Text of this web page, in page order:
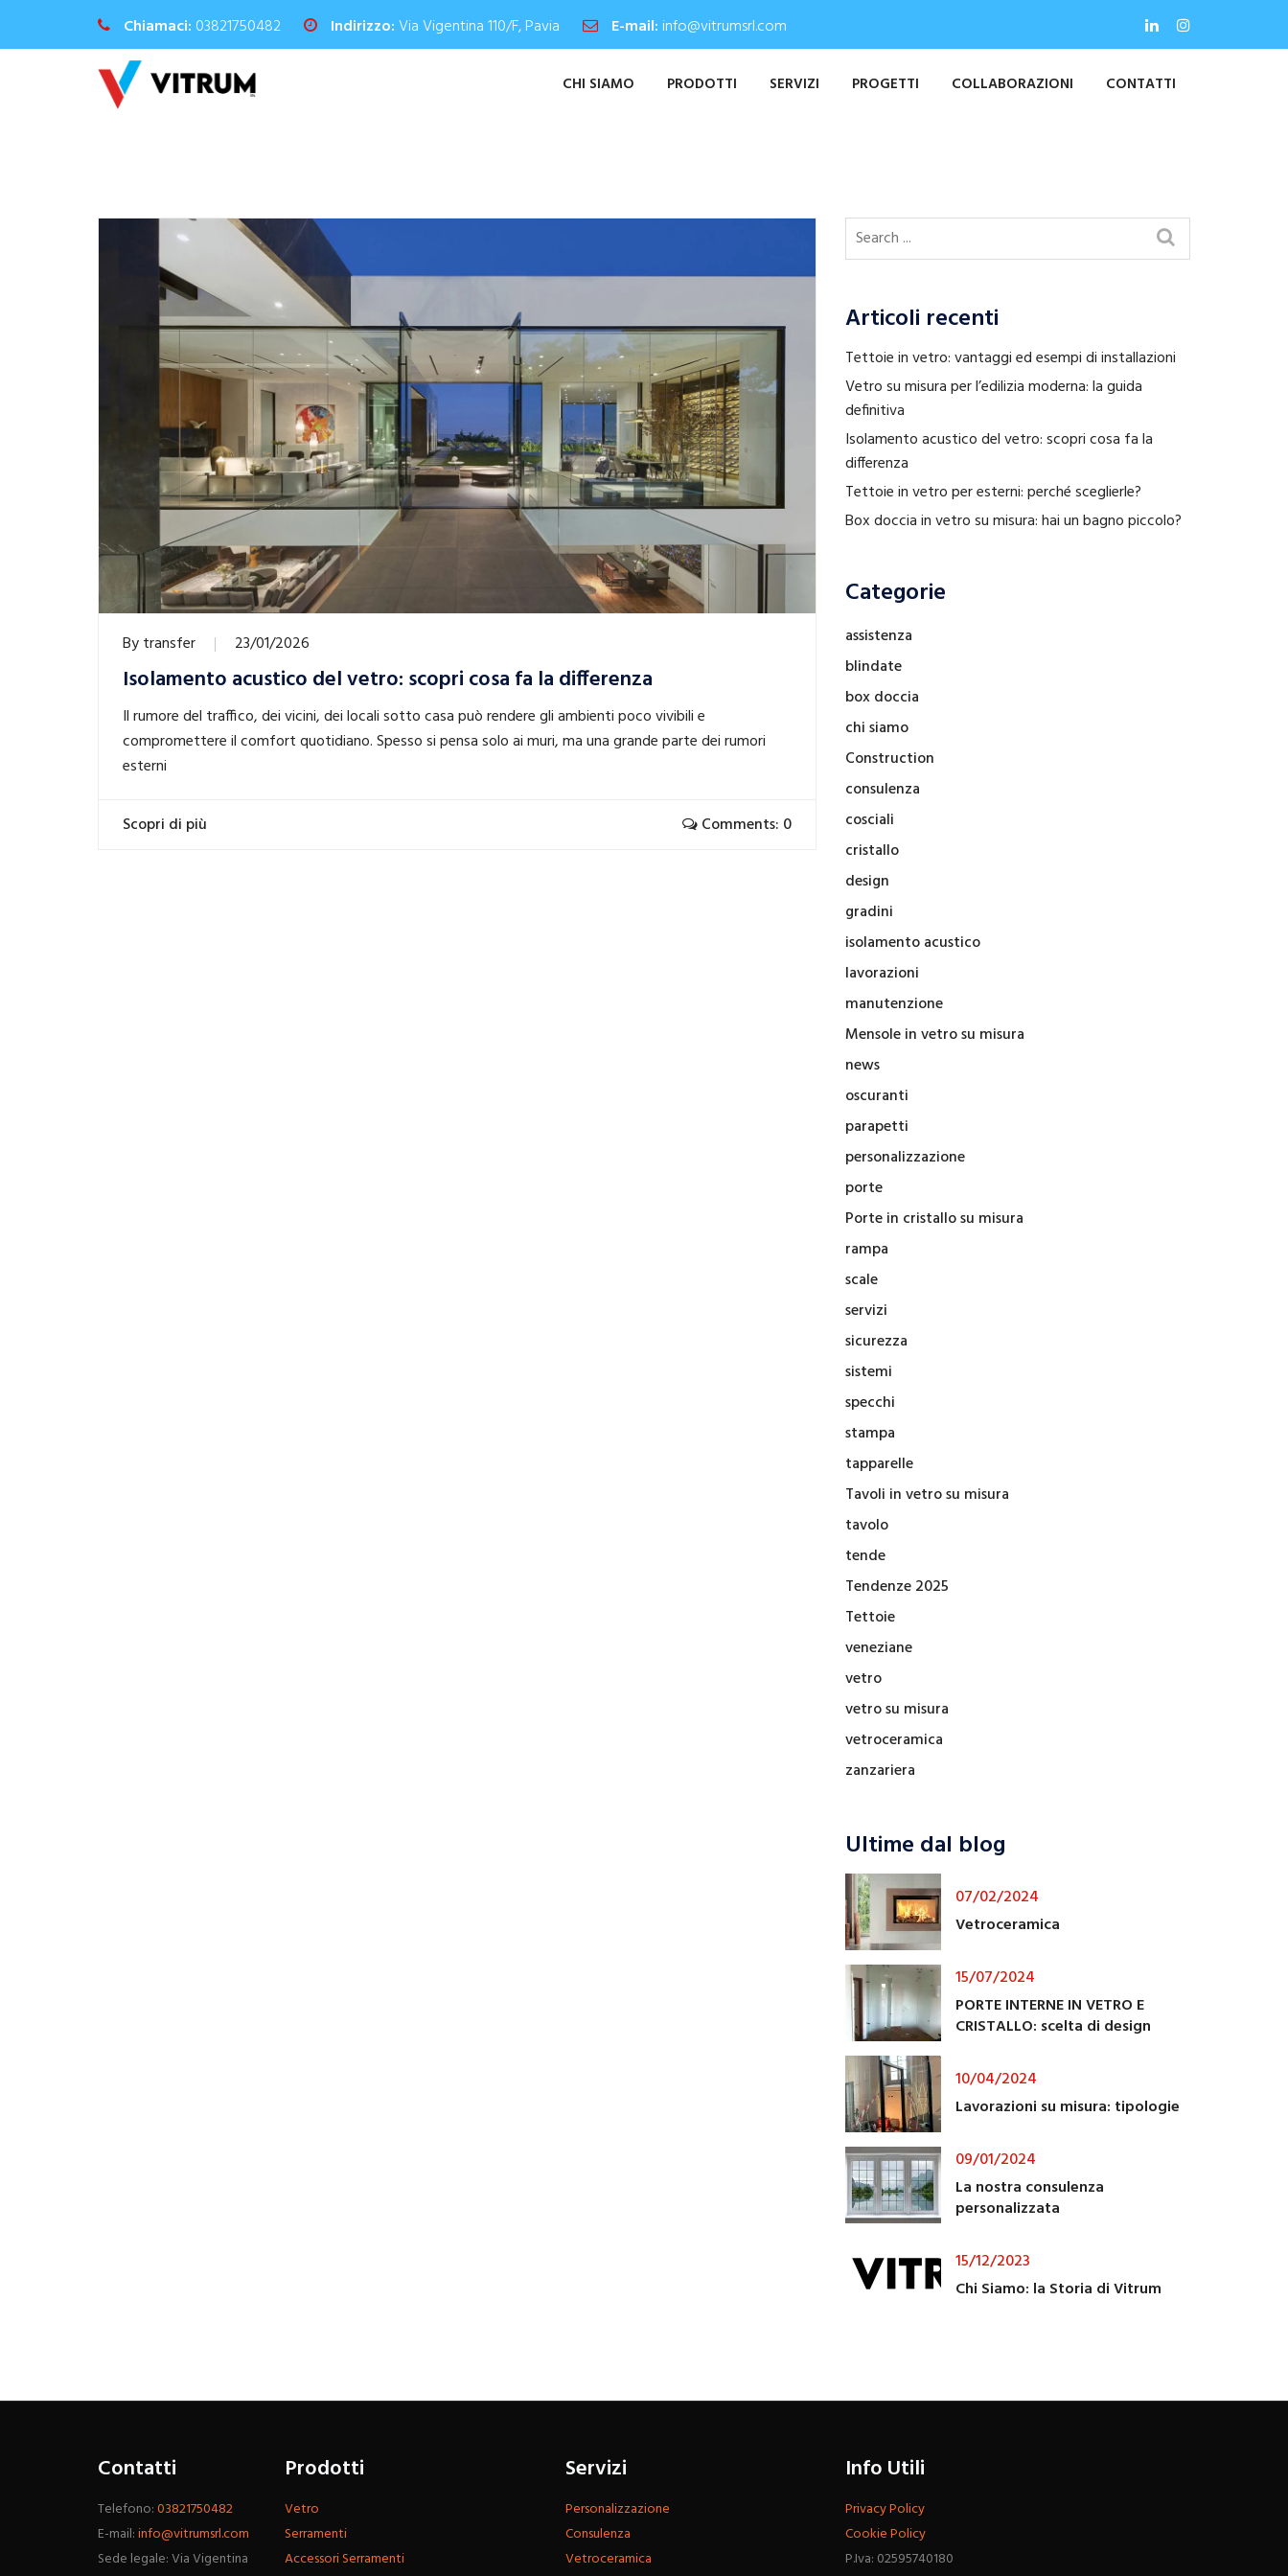
Chiamaci: 03821750482 Indirizzo:Via Vigentina 110/F, Pavia E-mail: info@vitrumsrl.com
CHI SIAMO PRODOTTI SERVIZI PROGETTI COLLABORAZIONI CONTATTI
Bytransfer 23/01/2026
Isolamento acustico del vetro: scopri cosa fa la differenza
Il rumore del traffico, dei vicini, dei locali sotto casa può rendere gli ambienti poco vivibili e
compromettere il comfort quotidiano. Spesso si pensa solo ai muri, ma una grande parte dei rumori
esterni
Scopri di più Comments: 0
Articoli recenti
Tettoie in vetro: vantaggi ed esempi di installazioni
Vetro su misura per l’edilizia moderna: la guida
definitiva
Isolamento acustico del vetro: scopri cosa fa la
differenza
Tettoie in vetro per esterni: perché sceglierle?
Box doccia in vetro su misura: hai un bagno piccolo?
Categorie
assistenza
blindate
box doccia
chi siamo
Construction
consulenza
cosciali
cristallo
design
gradini
isolamento acustico
lavorazioni
manutenzione
Mensole in vetro su misura
news
oscuranti
parapetti
personalizzazione
porte
Porte in cristallo su misura
rampa
scale
servizi
sicurezza
sistemi
specchi
stampa
tapparelle
Tavoli in vetro su misura
tavolo
tende
Tendenze 2025
Tettoie
veneziane
vetro
vetro su misura
vetroceramica
zanzariera
Ultime dal blog
07/02/2024
Vetroceramica
15/07/2024
PORTE INTERNE IN VETRO E
CRISTALLO: scelta di design
10/04/2024
Lavorazioni su misura: tipologie
09/01/2024
La nostra consulenza
personalizzata
15/12/2023
Chi Siamo: la Storia di Vitrum
Contatti
Telefono:03821750482
E-mail:info@vitrumsrl.com
Sede legale: Via Vigentina
Prodotti
Vetro
Serramenti
Accessori Serramenti
Servizi
Personalizzazione
Consulenza
Vetroceramica
Info Utili
Privacy Policy
Cookie Policy
P.Iva: 02595740180